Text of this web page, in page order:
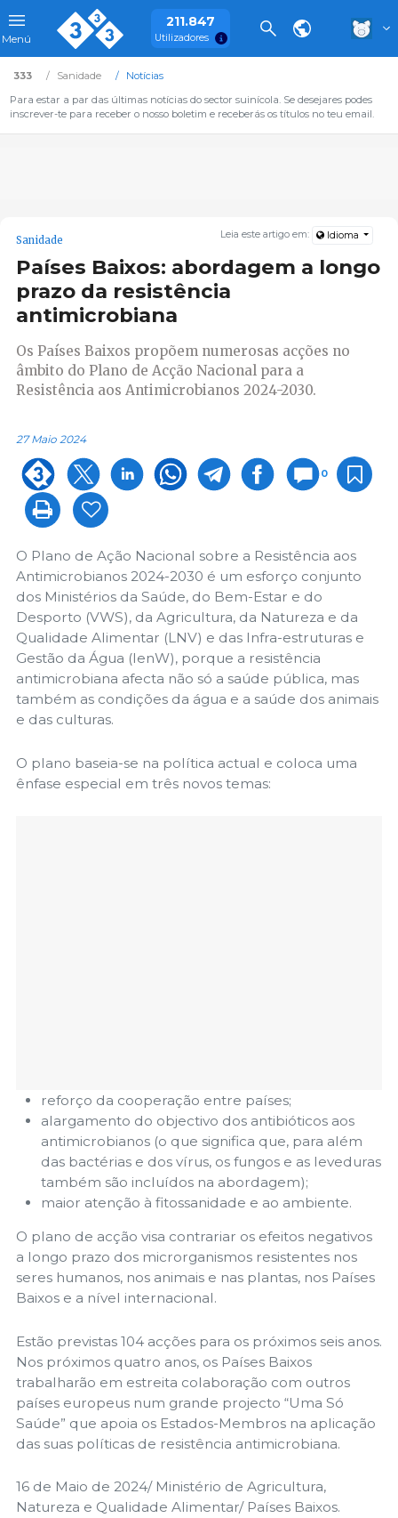
Menú
211.847
Utilizadores
333 Sanidade
Notícias
Para estar a par das últimas notícias do sector suinícola. Se desejares podes
inscrever-te para receber o nosso boletim e receberás os títulos no teu email.
Leia este artigo em: Idioma
Sanidade
Países Baixos: abordagem a longo
prazo da resistência
antimicrobiana
Os Países Baixos propõem numerosas acções no
âmbito do Plano de Acção Nacional para a
Resistência aos Antimicrobianos 2024-2030.
27 Maio 2024
0
O Plano de Ação Nacional sobre a Resistência aos
Antimicrobianos 2024-2030 é um esforço conjunto
dos Ministérios da Saúde, do Bem-Estar e do
Desporto (VWS), da Agricultura, da Natureza e da
Qualidade Alimentar (LNV) e das Infra-estruturas e
Gestão da Água (IenW), porque a resistência
antimicrobiana afecta não só a saúde pública, mas
também as condições da água e a saúde dos animais
e das culturas.
O plano baseia-se na política actual e coloca uma
ênfase especial em três novos temas:
reforço da cooperação entre países;
alargamento do objectivo dos antibióticos aos
antimicrobianos (o que significa que, para além
das bactérias e dos vírus, os fungos e as leveduras
também são incluídos na abordagem);
maior atenção à fitossanidade e ao ambiente.
O plano de acção visa contrariar os efeitos negativos
a longo prazo dos microrganismos resistentes nos
seres humanos, nos animais e nas plantas, nos Países
Baixos e a nível internacional.
Estão previstas 104 acções para os próximos seis anos.
Nos próximos quatro anos, os Países Baixos
trabalharão em estreita colaboração com outros
países europeus num grande projecto “Uma Só
Saúde” que apoia os Estados-Membros na aplicação
das suas políticas de resistência antimicrobiana.
16 de Maio de 2024/ Ministério de Agricultura,
Natureza e Qualidade Alimentar/ Países Baixos.